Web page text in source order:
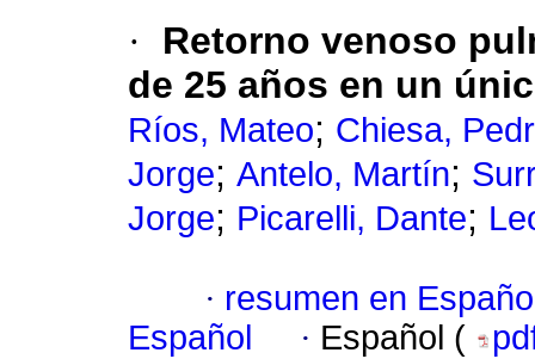
·
Retorno venoso
de 25 años en un
Ríos, Mateo; Chiesa,
Jorge; Antelo, Martín;
Jorge; Picarelli, Dante;
· resumen en
Español
· Español (